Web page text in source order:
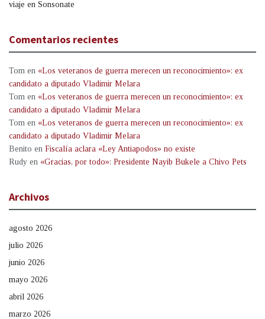
viaje en Sonsonate
Comentarios recientes
Tom en «Los veteranos de guerra merecen un reconocimiento»: ex
candidato a diputado Vladimir Melara
Tom en «Los veteranos de guerra merecen un reconocimiento»: ex
candidato a diputado Vladimir Melara
Tom en «Los veteranos de guerra merecen un reconocimiento»: ex
candidato a diputado Vladimir Melara
Benito en Fiscalía aclara «Ley Antiapodos» no existe
Rudy en «Gracias, por todo»: Presidente Nayib Bukele a Chivo Pets
Archivos
agosto 2026
julio 2026
junio 2026
mayo 2026
abril 2026
marzo 2026